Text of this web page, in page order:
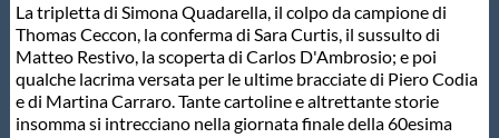
Scuole Nuoto
Propaganda
La tripletta di Simona Quadarella, il colpo da campione di
Thomas Ceccon, la conferma di Sara Curtis, il sussulto di
Matteo Restivo, la scoperta di Carlos D'Ambrosio; e poi
qualche lacrima versata per le ultime bracciate di Piero Codia
e di Martina Carraro. Tante cartoline e altrettante storie
insomma si intrecciano nella giornata finale della 60esima